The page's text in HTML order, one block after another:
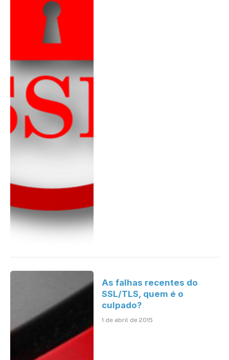
As falhas recentes do
SSL/TLS, quem é o
culpado?
1 de abril de 2015